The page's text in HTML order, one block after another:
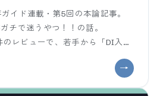
イド連載・第5回の本論記事。
チで迷うやつ！！の話。
のレビューで、若手から「DI入れ